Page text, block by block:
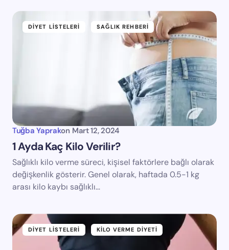
DIYET LISTELERI SAĞLIK REHBERI
Tuğba Yaprakon Mart 12, 2024
1 Ayda Kaç Kilo Verilir?
Sağlıklı kilo verme süreci, kişisel faktörlere bağlı olarak
değişkenlik gösterir. Genel olarak, haftada 0.5-1 kg
arası kilo kaybı sağlıklı…
DIYET LISTELERI KILO VERME DIYETI